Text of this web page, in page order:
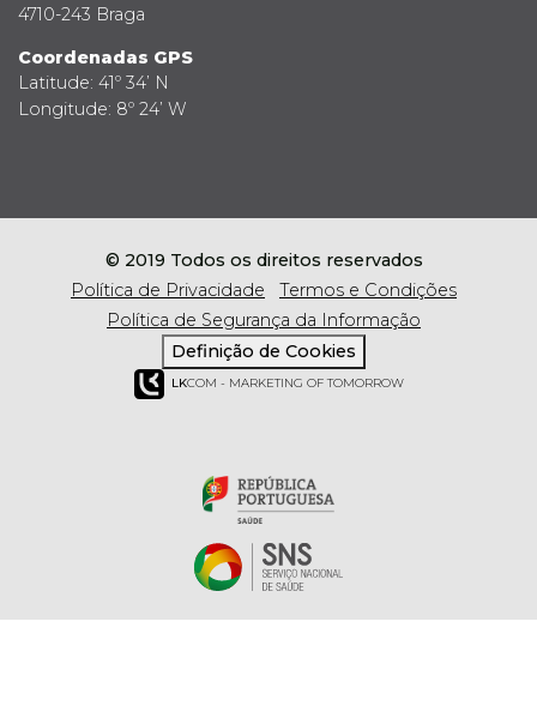
4710-243 Braga
Coordenadas GPS
Latitude: 41º 34’ N
Longitude: 8º 24’ W
© 2019 Todos os direitos reservados
Política de Privacidade
Termos e Condições
Política de Segurança da Informação
Definição de Cookies
LKCOM - MARKETING OF TOMORROW